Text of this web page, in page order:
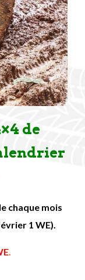
de
chaque mois
1 WE).
.